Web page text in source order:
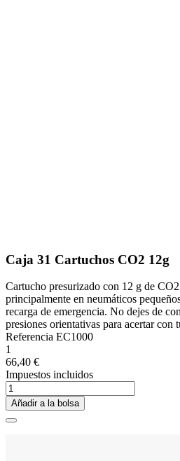
Caja 31 Cartuchos CO2 12g
Cartucho presurizado con 12 g de
principalmente en neumáticos
recarga de emergencia. No dejes de
presiones orientativas para acertar con
Referencia EC1000
1
66,40 €
Impuestos incluidos
Añadir a la bolsa